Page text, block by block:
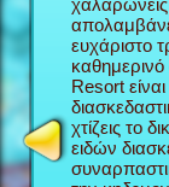
ευχάριστο
Resort
χτίζεις το
ειδών